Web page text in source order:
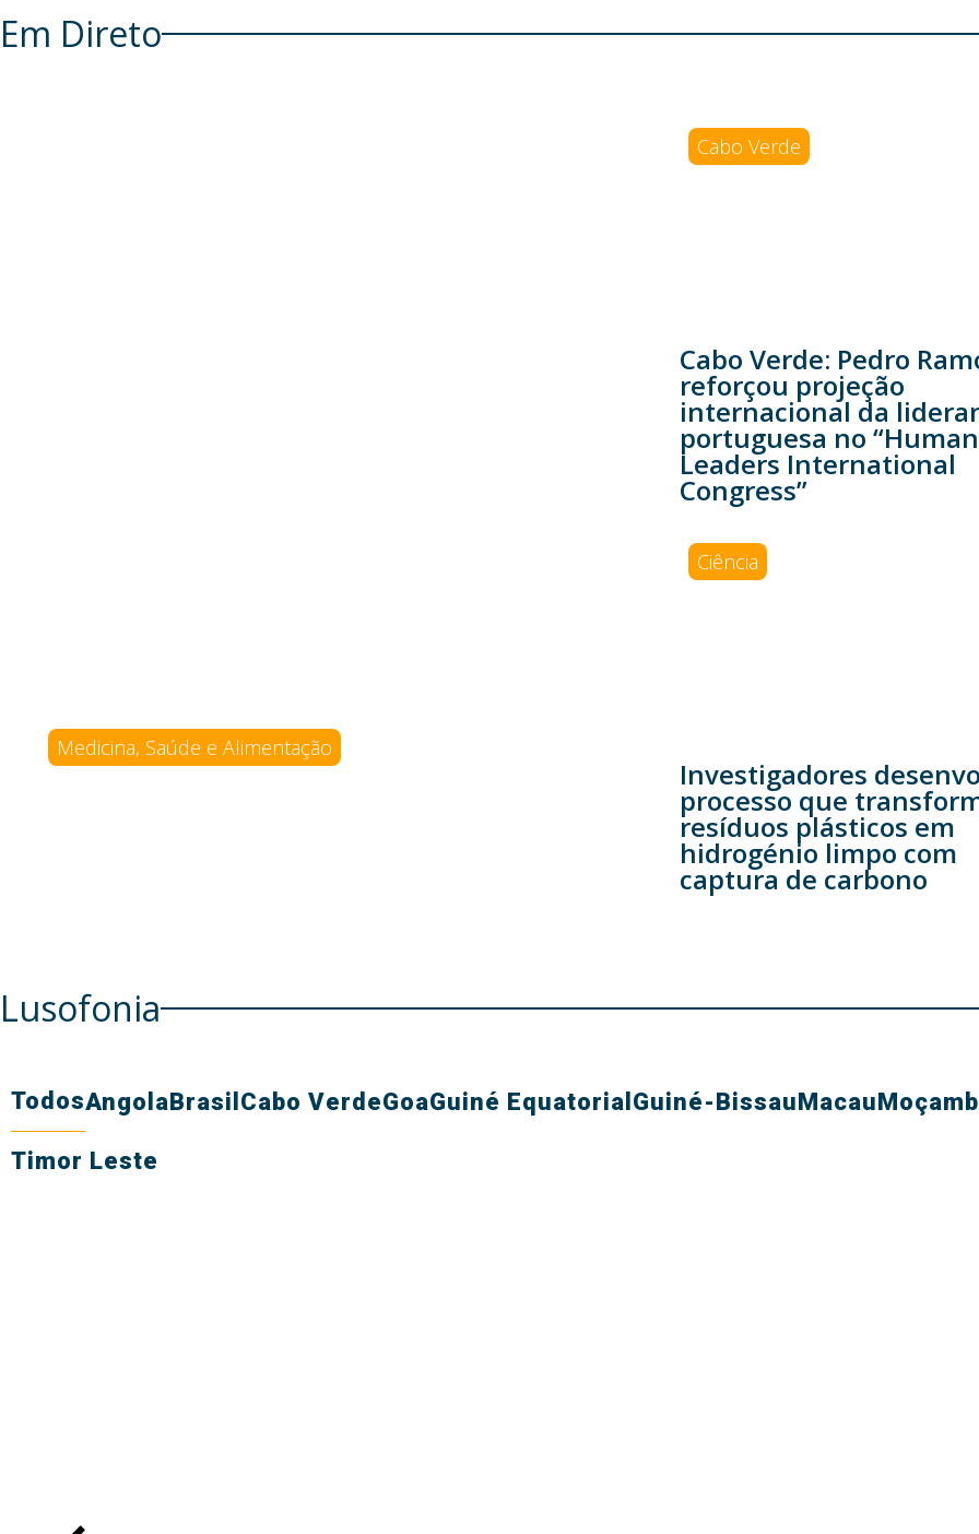
Em Direto
Medicina, Saúde e Alimentação
Cabo Verde
Cabo Verde: Pedro
reforçou projeção
internacional da
portuguesa no “Human
Leaders International
Congress”
Ciência
Investigadores
processo que
resíduos plásticos em
hidrogénio limpo com
captura de carbono
Lusofonia
TodosAngolaBrasil Cabo VerdeGoaGuiné Equatorial Guiné-BissauMacau
Timor Leste